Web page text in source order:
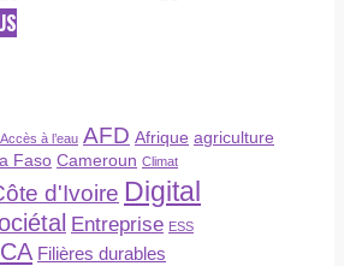
Accès à l’eau AFD Afrique agriculture
Faso Cameroun Climat
d'Ivoire Digital
Entreprise ESS
Filières durables